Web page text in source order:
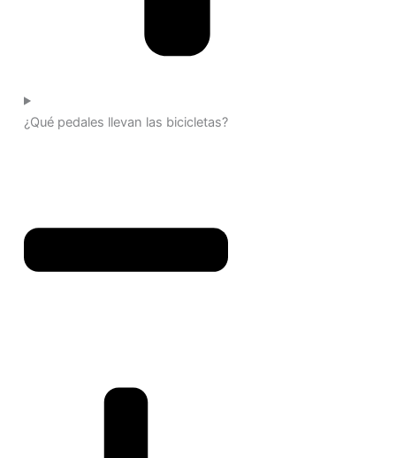
¿Qué pedales llevan las bicicletas?